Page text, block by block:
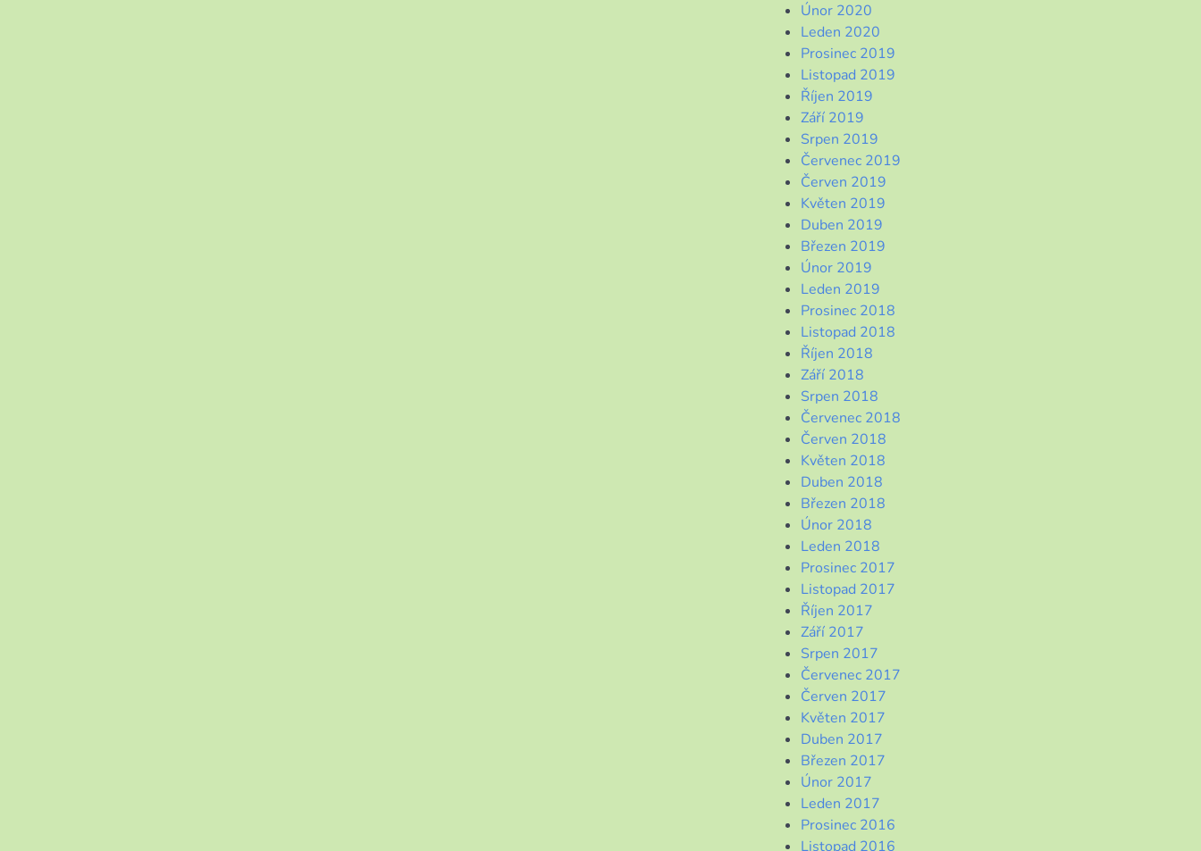
Únor 2020
Leden 2020
Prosinec 2019
Listopad 2019
Říjen 2019
Září 2019
Srpen 2019
Červenec 2019
Červen 2019
Květen 2019
Duben 2019
Březen 2019
Únor 2019
Leden 2019
Prosinec 2018
Listopad 2018
Říjen 2018
Září 2018
Srpen 2018
Červenec 2018
Červen 2018
Květen 2018
Duben 2018
Březen 2018
Únor 2018
Leden 2018
Prosinec 2017
Listopad 2017
Říjen 2017
Září 2017
Srpen 2017
Červenec 2017
Červen 2017
Květen 2017
Duben 2017
Březen 2017
Únor 2017
Leden 2017
Prosinec 2016
Listopad 2016